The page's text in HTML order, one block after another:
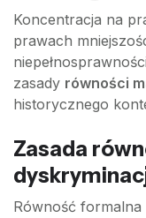
Koncentracja na
prawach
zasady równości
historycznego
Zasada
Równość formalna